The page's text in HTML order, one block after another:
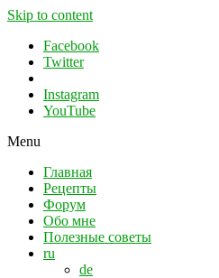
Skip to content
Facebook
Twitter
Instagram
YouTube
Menu
Главная
Рецепты
Форум
Обо мне
Полезные советы
ru
de